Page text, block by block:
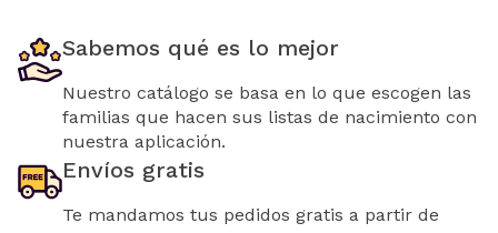
Sabemos qué es lo mejor
Nuestro catálogo se basa en lo que escogen las
familias que hacen sus listas de nacimiento con
nuestra aplicación.
Envíos gratis
Te mandamos tus pedidos gratis a partir de